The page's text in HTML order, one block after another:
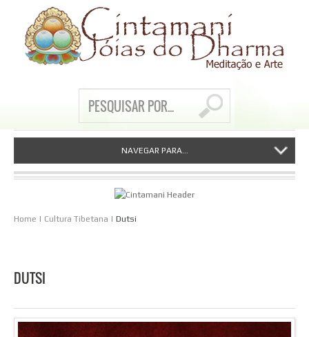
NAVEGAR PARA...
Home | Cultura Tibetana | Dutsi
DUTSI